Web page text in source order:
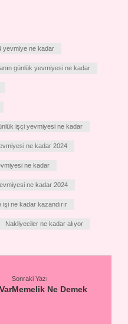
yevmiye ne kadar
günlük yevmiyesi ne kadar
işçi yevmiyesi ne kadar
ne kadar 2024
ne kadar
ne kadar 2024
işi ne kadar kazandırır
Nakliyeciler ne kadar alıyor
Sonraki Yazı
Memelik Ne Demek